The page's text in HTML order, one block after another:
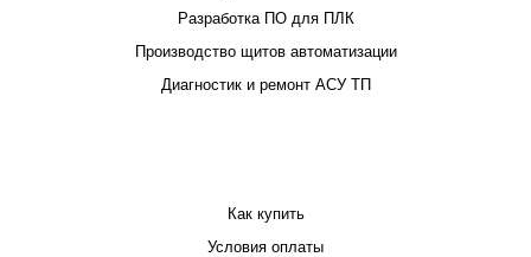
Разработка ПО для ПЛК
Производство щитов автоматизации
Диагностик и ремонт АСУ ТП
Как купить
Условия оплаты